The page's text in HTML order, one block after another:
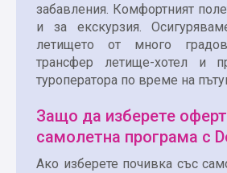
забавления. Комфортният
и за екскурзия.
летището от много
трансфер летище-хотел и
туроператора по време на
Защо да изберете
самолетна програма с
Ако изберете почивка със